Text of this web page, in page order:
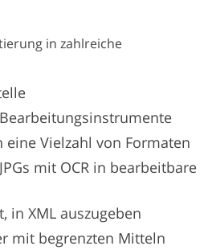
in zahlreiche
eine Vielzahl von Formaten
mit OCR in bearbeitbare
in XML auszugeben
mit begrenzten Mitteln